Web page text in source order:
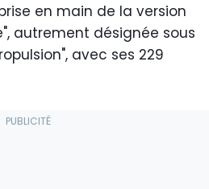
en main de la version
autrement désignée sous
avec ses 229